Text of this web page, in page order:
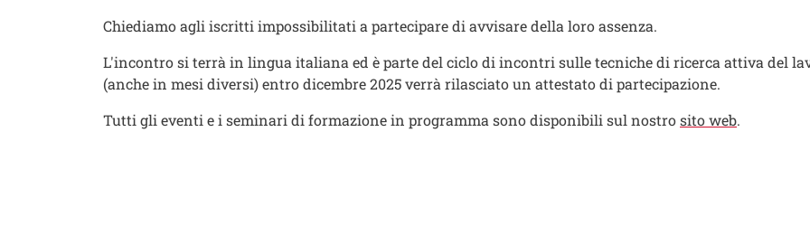
Chiediamo agli iscritti impossibilitati a partecipare di avvisare della loro assenza.
L'incontro si terrà in lingua italiana ed è parte del ciclo di incontri sulle tecniche di ricerca attiva del
(anche in mesi diversi) entro dicembre 2025 verrà rilasciato un attestato di partecipazione. ​
​Tutti gli eventi e i seminari di formazione in programma sono disponibili sul nostrosito web.